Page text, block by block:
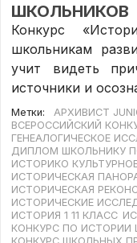
ШКОЛЬНИКОВ
Конкурс
школьникам
учит видеть
источники и
Метки:
АРХИВИСТ
ВСЕРОССИЙСКИЙ
ГЕНЕАЛОГИЧЕСКОЕ
ДИПЛОМ ШКОЛЬНИКУ
ИСТОРИКО
ИСТОРИЧЕСКАЯ
ИСТОРИЧЕСКАЯ
ИСТОРИЧЕСКИЕ
ИСТОРИЯ 1 11 КЛАСС
КОНКУРС ПО ИСТОРИИ